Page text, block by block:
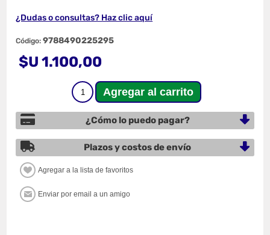
¿Dudas o consultas? Haz clic aquí
Código: 9788490225295
$U 1.100,00
¿Cómo lo puedo pagar?
Plazos y costos de envío